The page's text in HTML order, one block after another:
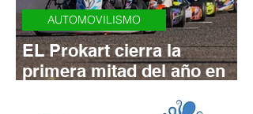
EL Prokart cierra la
primera mitad del año en
AUTOMOVILISMO